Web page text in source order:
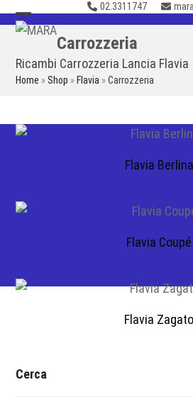
Skip
to
02.3311747
Open
menu
Close
menu
Carrozzeria
Ricambi Carrozzeria Lancia Flavia
Home »Shop » Flavia »Carrozzeria
Flavia Berlina
Flavia Coupé
Flavia Zagato
Cerca